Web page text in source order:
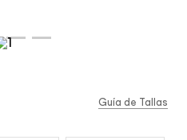
Guía de Tallas